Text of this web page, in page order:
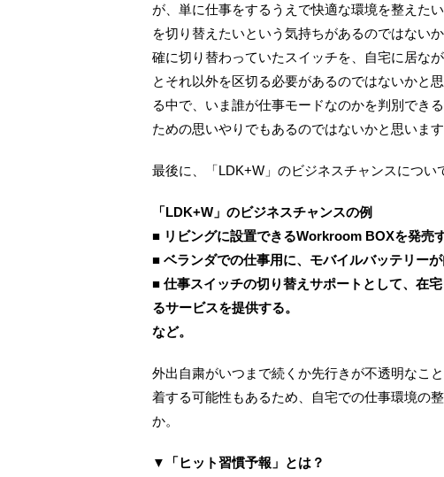
が、単に仕事をするうえで快適な環境を整えた
を切り替えたいという気持ちがあるのではない
確に切り替わっていたスイッチを、自宅に居な
とそれ以外を区切る必要があるのではないかと
る中で、いま誰が仕事モードなのかを判別でき
ための思いやりでもあるのではないかと思います
最後に、「LDK+W」のビジネスチャンスについ
「LDK+W」のビジネスチャンスの例
■ リビングに設置できるWorkroom BOXを発売す
■ ベランダでの仕事用に、モバイルバッテリー
■ 仕事スイッチの切り替えサポートとして、在
るサービスを提供する。
など。
外出自粛がいつまで続くか先行きが不透明なこ
着する可能性もあるため、自宅での仕事環境の
か。
▼「ヒット習慣予報」とは？